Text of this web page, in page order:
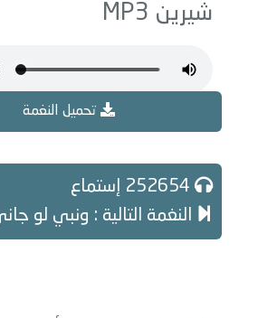
شيرين MP3
تحميل النغمة
النغمة التالية : ونبي لو